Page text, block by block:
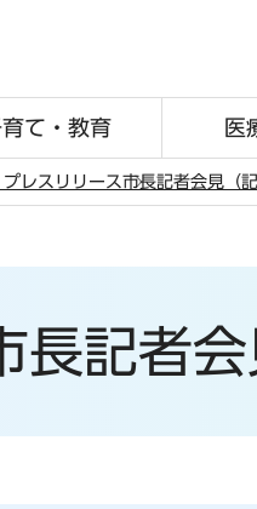
て・教育 医
プレスリリース市長記者会見（
長記者